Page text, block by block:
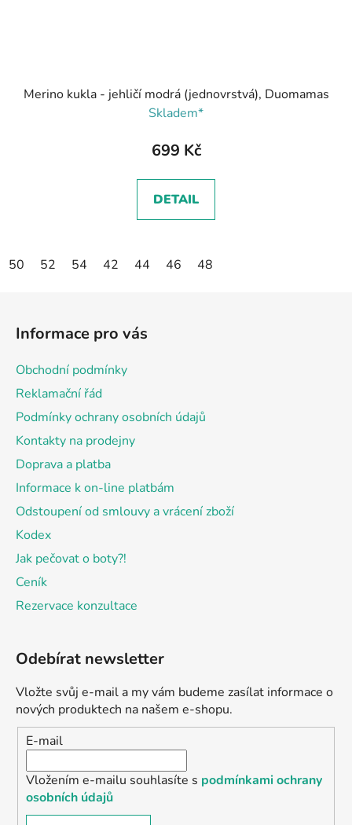
Merino kukla - jehličí modrá (jednovrstvá), Duomamas
Skladem*
699 Kč
DETAIL
50 52 54 42 44 46 48
Informace pro vás
Obchodní podmínky
Reklamační řád
Podmínky ochrany osobních údajů
Kontakty na prodejny
Doprava a platba
Informace k on-line platbám
Odstoupení od smlouvy a vrácení zboží
Kodex
Jak pečovat o boty?!
Ceník
Rezervace konzultace
Odebírat newsletter
Vložte svůj e-mail a my vám budeme zasílat informace o
nových produktech na našem e-shopu.
E-mail
Vložením e-mailu souhlasíte s podmínkami ochrany
osobních údajů